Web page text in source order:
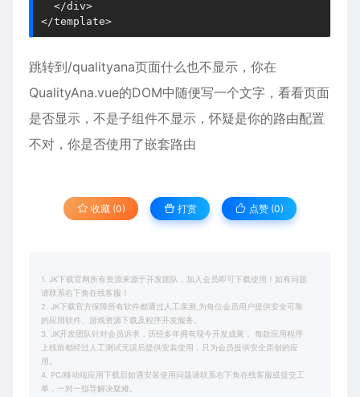
  </div>
</template>
跳转到/qualityana页面什么也不显示，你在
QualityAna.vue的DOM中随便写一个文字，看看页面
是否显示，不是子组件不显示，怀疑是你的路由配置
不对，你是否使用了嵌套路由
收藏 (0) 打赏 点赞 (0)
1. JK下载官网所有资源来源于开发团队，加入会员即可下载使用！如有问题
请联系右下角在线客服！
2. JK下载官方保障所有软件都通过人工亲测,为每位会员用户提供安全可靠
的应用软件、游戏资源下载及程序开发服务。
3. JK开发团队针对会员诉求，历经多年拥有现今开发成果， 每款应用程序
上线前都经过人工测试无误后提供安装使用，只为会员提供安全原创的应
用。
4. PC/移动端应用下载后如遇安装使用问题请联系右下角在线客服或提交工
单，一对一指导解决疑难。